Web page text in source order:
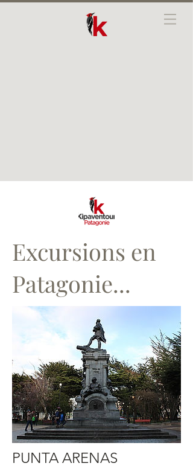
Excursions en
Patagonie...
PUNTA ARENAS